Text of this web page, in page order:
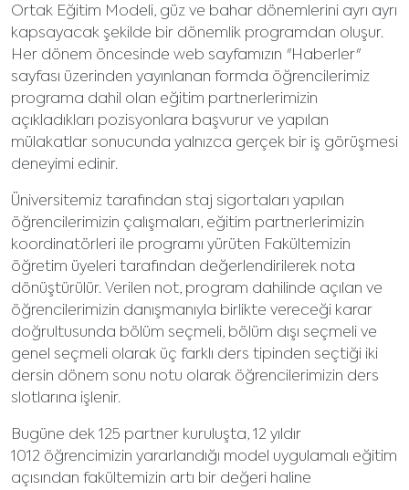
Ortak Eğitim Modeli, güz ve bahar dönemlerini ayrı ayrı
kapsayacak şekilde bir dönemlik programdan oluşur.
Her dönem öncesinde web sayfamızın "Haberler"
sayfası üzerinden yayınlanan formda öğrencilerimiz
programa dahil olan eğitim partnerlerimizin
açıkladıkları pozisyonlara başvurur ve yapılan
mülakatlar sonucunda yalnızca gerçek bir iş görüşmesi
deneyimi edinir.
Üniversitemiz tarafından staj sigortaları yapılan
öğrencilerimizin çalışmaları, eğitim partnerlerimizin
koordinatörleri ile programı yürüten Fakültemizin
öğretim üyeleri tarafından değerlendirilerek nota
dönüştürülür. Verilen not, program dahilinde açılan ve
öğrencilerimizin danışmanıyla birlikte vereceği karar
doğrultusunda bölüm seçmeli, bölüm dışı seçmeli ve
genel seçmeli olarak üç farklı ders tipinden seçtiği iki
dersin dönem sonu notu olarak öğrencilerimizin ders
slotlarına işlenir.
Bugüne dek 125 partner kuruluşta, 12 yıldır
1012 öğrencimizin yararlandığı model uygulamalı eğitim
açısından fakültemizin artı bir değeri haline